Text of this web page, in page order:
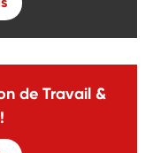
de Travail &